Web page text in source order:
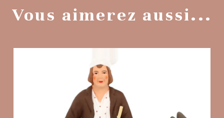
Vous aimerez aussi...